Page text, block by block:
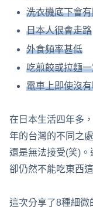
洗衣機底下會
日本人很會走路
外食頻率甚低
吃煎餃或拉麵
電車上即使沒
在日本生活四年多
年的台灣的不同之
還是無法接受(笑)。
卻仍然不能吃東西
這次分享了8種細微